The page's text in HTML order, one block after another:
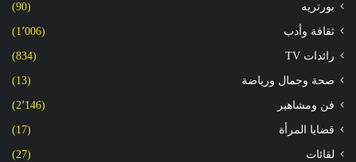
بورتريه (90)
ثقافة وأدب (1٬006)
رائدات TV (834)
صحة وجمال ورياضة (13)
فن ومشاهير (2٬146)
قضايا المرأة (17)
لقائات (27)